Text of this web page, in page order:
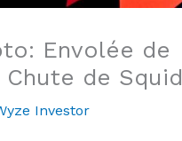
Envolée de
Chute de Squid
Investor